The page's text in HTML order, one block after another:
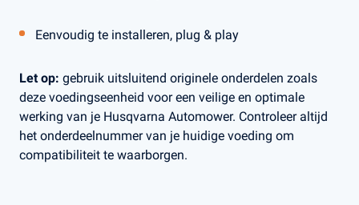
Eenvoudig te installeren, plug & play
Let op: gebruik uitsluitend originele onderdelen zoals
deze voedingseenheid voor een veilige en optimale
werking van je Husqvarna Automower. Controleer altijd
het onderdeelnummer van je huidige voeding om
compatibiliteit te waarborgen.